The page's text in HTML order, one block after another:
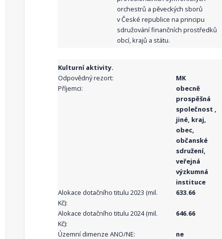
orchestrů a pěveckých sborů
v České republice na principu
sdružování finančních prostředků
obcí, krajů a státu.
Kulturní aktivity.
Odpovědný rezort:
MK
Příjemci:
obecně
prospěšná
společnost ,
jiné, kraj,
obec,
občanské
sdružení,
veřejná
výzkumná
instituce
Alokace dotačního titulu 2023 (mil.
Kč):
633.66
Alokace dotačního titulu 2024 (mil.
Kč):
646.66
Územní dimenze ANO/NE:
ne